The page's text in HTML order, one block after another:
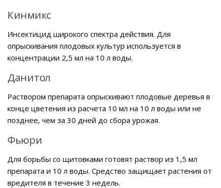
Кинмикс
Инсектицид широкого спектра действия. Для
опрыскивания плодовых культур используется в
концентрации 2,5 мл на 10 л воды.
Данитол
Раствором препарата опрыскивают плодовые деревья в
конце цветения из расчета 10 мл на 10 л воды или не
позднее, чем за 30 дней до сбора урожая.
Фьюри
Для борьбы со щитовками готовят раствор из 1,5 мл
препарата и 10 л воды. Средство защищает растения от
вредителя в течение 3 недель.